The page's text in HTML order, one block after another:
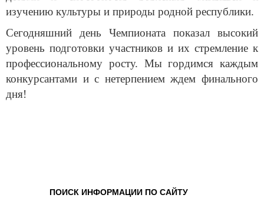
изучению культуры и природы родной республики.
Cегодняшний день Чемпионата показал высокий
уровень подготовки участников и их стремление к
профессиональному росту. Мы гордимся каждым
конкурсантами и с нетерпением ждем финального
дня!
ПОИСК ИНФОРМАЦИИ ПО САЙТУ